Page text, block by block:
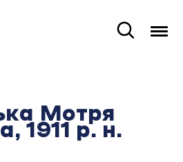
Мотря
1911 р. н.